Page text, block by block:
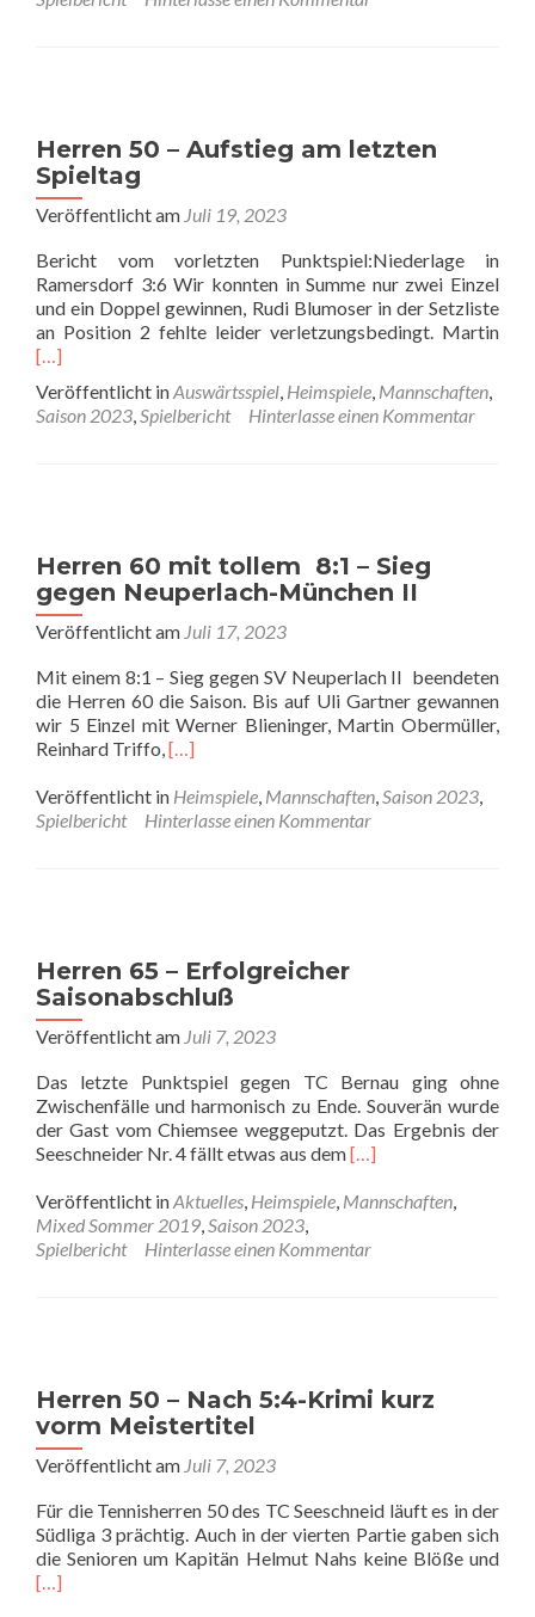
Herren 50 – Aufstieg am letzten
Spieltag
Veröffentlicht am Juli 19, 2023
Bericht vom vorletzten Punktspiel:Niederlage in
Ramersdorf 3:6 Wir konnten in Summe nur zwei Einzel
und ein Doppel gewinnen, Rudi Blumoser in der Setzliste
an Position 2 fehlte leider verletzungsbedingt. Martin
[…]
Veröffentlicht inAuswärtsspiel, Heimspiele, Mannschaften,
Saison 2023,Spielbericht Hinterlasse einen Kommentar
Herren 60 mit tollem 8:1 – Sieg
gegen Neuperlach-München II
Veröffentlicht am Juli 17, 2023
Mit einem 8:1 – Sieg gegen SV Neuperlach II beendeten
die Herren 60 die Saison. Bis auf Uli Gartner gewannen
wir 5 Einzel mit Werner Blieninger, Martin Obermüller,
Reinhard Triffo,Read
about
Herren
gegen
Neuperlach-
München
II
[…]
Veröffentlicht in Heimspiele, Mannschaften,Saison 2023,
Spielbericht
Hinterlasse einen Kommentar
Herren 65 – Erfolgreicher
Saisonabschluß
Veröffentlicht am Juli 7, 2023
Das letzte Punktspiel gegen TC Bernau ging ohne
Zwischenfälle und harmonisch zu Ende. Souverän wurde
der Gast vom Chiemsee weggeputzt. Das Ergebnis der
Seeschneider Nr. 4 fällt etwas aus demRead
about
65
[…]
Veröffentlicht inAktuelles, Heimspiele, Mannschaften,
Mixed Sommer 2019,Saison 2023,
Spielbericht
Hinterlasse einen Kommentar
Herren 50 – Nach 5:4-Krimi kurz
vorm Meistertitel
Veröffentlicht am Juli 7, 2023
Für die Tennisherren 50 des TC Seeschneid läuft es in der
Südliga 3 prächtig. Auch in der vierten Partie gaben sich
die Senioren um Kapitän Helmut Nahs keine Blöße und
[…]